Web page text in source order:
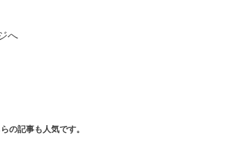
へ
の記事も人気です。